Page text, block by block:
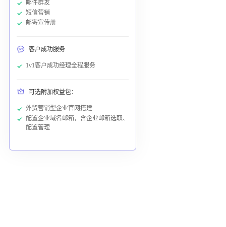
邮件群发
短信营销
邮寄宣传册
客户成功服务
1v1客户成功经理全程服务
可选附加权益包：
外贸营销型企业官网搭建
配置企业域名邮箱，含企业邮箱选取、
配置管理